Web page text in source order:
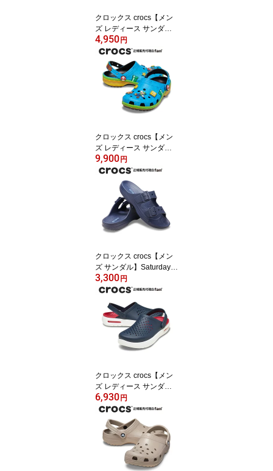
クロックス crocs【メン
ズ レディース サンダ
ル】InMotion Clog/イン
モーション クロッグ/209
964-0DA｜##
4,950円
クロックス crocs【メン
ズ レディース サンダ
ル】Super Mario Core Cl
assic Clog/スーパーマリ
オ コア クラシック クロ
ッグ/212138
9,900円
クロックス crocs【メン
ズ サンダル】Saturday S
andal M/サタデー サンダ
ル M /212245-410｜##
3,300円
クロックス crocs【メン
ズ レディース サンダ
ル】InMotion Clog/イン
モーション クロッグ/ネ
イビー｜
6,930円